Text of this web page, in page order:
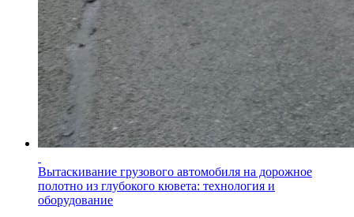
Вытаскивание грузового автомобиля на дорожное
полотно из глубокого кювета: технология и
оборудование